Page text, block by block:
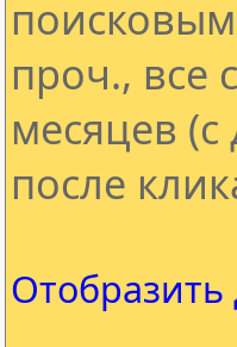
проч., все
месяцев
после